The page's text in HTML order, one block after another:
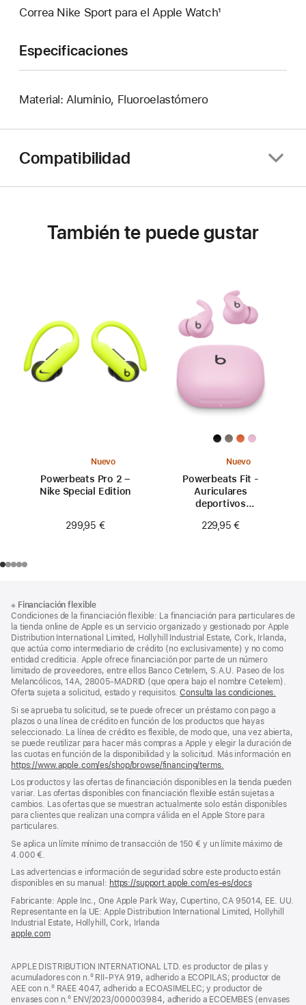
Correa Nike Sport para el Apple Watch¹
Especificaciones
Material: Aluminio, Fluoroelastómero
Compatibilidad
También te puede gustar
Nuevo
Powerbeats Pro 2 –
Nike Special Edition
299,95 €
Nuevo
Powerbeats Fit -
Auriculares
deportivos
ajuste seguro - Rosa
229,95 €
a
pie
de
página
al
pie
※ Financiación flexible
Condiciones de la financiación flexible: La financiación para particulares de
la tienda online de Apple es un servicio organizado y gestionado por Apple
Distribution International Limited, Hollyhill Industrial Estate, Cork, Irlanda,
que actúa como intermediario de crédito (no exclusivamente) y no como
entidad crediticia. Apple ofrece financiación por parte de un número
limitado de proveedores, entre ellos Banco Cetelem, S.A.U. Paseo de los
Melancólicos, 14A, 28005-MADRID (que opera bajo el nombre Cetelem).
Oferta sujeta a solicitud, estado y requisitos.Consulta las condiciones.
Si se aprueba tu solicitud, se te puede ofrecer un préstamo con pago a
plazos o una línea de crédito en función de los productos que hayas
seleccionado. La línea de crédito es flexible, de modo que, una vez abierta,
se puede reutilizar para hacer más compras a Apple y elegir la duración de
las cuotas en función de la disponibilidad y la solicitud. Más información en
https://www.apple.com/es/shop/browse/financing/terms.
Los productos y las ofertas de financiación disponibles en la tienda pueden
variar. Las ofertas disponibles con financiación flexible están sujetas a
cambios. Las ofertas que se muestran actualmente solo están disponibles
para clientes que realizan una compra válida en el Apple Store para
particulares.
Se aplica un límite mínimo de transacción de 150 € y un límite máximo de
4.000 €.
Las advertencias e información de seguridad sobre este producto están
disponibles en su manual: https://support.apple.com/es-es/docs(se
en
una
Fabricante: Apple Inc., One Apple Park Way, Cupertino, CA 95014, EE. UU.
Representante en la UE: Apple Distribution International Limited, Hollyhill
Industrial Estate, Hollyhill, Cork, Irlanda
apple.com(se
una
ventana
nueva)
APPLE DISTRIBUTION INTERNATIONAL LTD. es productor de pilas y
acumuladores con n.º RII-PYA 919, adherido a ECOPILAS; productor de
AEE con n.º RAEE 4047, adherido a ECOASIMELEC; y productor de
envases con n.º ENV/2023/000003984, adherido a ECOEMBES (envases